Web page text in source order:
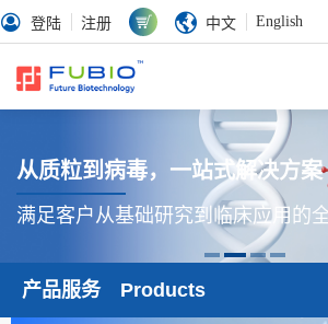
登陆 注册 中文 English
从质粒到病毒，一站式解决方案
满足客户从基础研究到临床应用的
产品服务 Products